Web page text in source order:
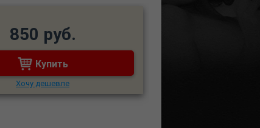
850 руб.
Купить
Хочу дешевле